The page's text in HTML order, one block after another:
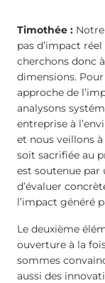
Timothée : Notre
pas d’impact
cherchons donc
dimensions.
approche de
analysons
entreprise à
et nous veillons à
soit sacrifiée au
est soutenue
d’évaluer
l’impact généré
Le deuxième
ouverture à la
sommes
aussi des